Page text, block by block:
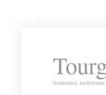
Irrationnel, molletonné…